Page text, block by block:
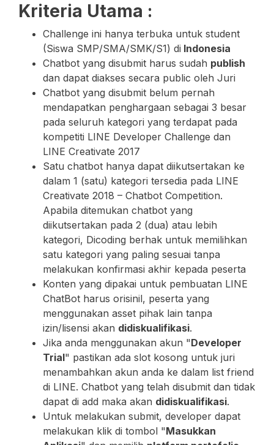
Kriteria Utama :
Challenge ini hanya terbuka untuk student
(Siswa SMP/SMA/SMK/S1) di Indonesia
Chatbot yang disubmit harus sudah publish
dan dapat diakses secara public oleh Juri
Chatbot yang disubmit belum pernah
mendapatkan penghargaan sebagai 3 besar
pada seluruh kategori yang terdapat pada
kompetiti LINE Developer Challenge dan
LINE Creativate 2017
Satu chatbot hanya dapat diikutsertakan ke
dalam 1 (satu) kategori tersedia pada LINE
Creativate 2018 – Chatbot Competition.
Apabila ditemukan chatbot yang
diikutsertakan pada 2 (dua) atau lebih
kategori, Dicoding berhak untuk memilihkan
satu kategori yang paling sesuai tanpa
melakukan konfirmasi akhir kepada peserta
Konten yang dipakai untuk pembuatan LINE
ChatBot harus orisinil, peserta yang
menggunakan asset pihak lain tanpa
izin/lisensi akan didiskualifikasi.
Jika anda menggunakan akun "Developer
Trial" pastikan ada slot kosong untuk juri
menambahkan akun anda ke dalam list friend
di LINE. Chatbot yang telah disubmit dan tidak
dapat di add maka akan didiskualifikasi.
Untuk melakukan submit, developer dapat
melakukan klik di tombol "Masukkan